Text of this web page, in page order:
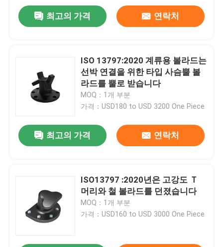
최고의 가격 연락처
ISO 13797:2020 계류용 볼라드는
선박 연결을 위한 타입 사슴뿔 볼
라드를 뿔로 받습니다
MOQ：1개 부분
가격：USD180 to USD 3200 One Piece
최고의 가격 연락처
ISO13797 :2020년은 고강도 Ｔ
머리와 철 볼라드를 던졌습니다
MOQ：1개 부분
가격：USD160 to USD 3000 One Piece